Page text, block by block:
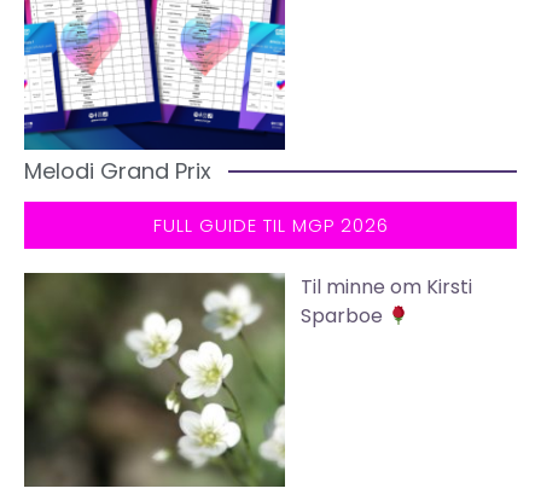
Melodi Grand Prix
FULL GUIDE TIL MGP 2026
Til minne om Kirsti
Sparboe